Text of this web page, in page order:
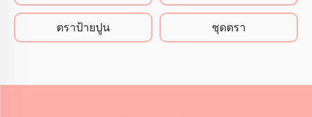
ตราป้ายปูน ชุดตรา